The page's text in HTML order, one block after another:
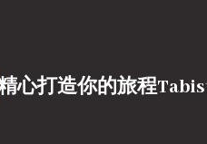
心打造你的旅程